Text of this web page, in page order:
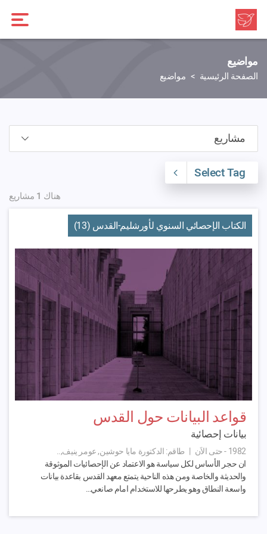
مواضيع
الصفحة الرئيسية مواضيع
Select Tag
هناك 1 مشاريع
الكتاب الإحصائي السنوي لأورشليم-القدس (13)
قواعد البيانات حول القدس
بيانات إحصائية
1982 - حتى الاَن | طاقم:الدكتورة مايا حوشين, عومر ينيف,..
ان حجر الأساس لكل سياسة هو الاعتماد عن الإحصائيات الموثوقة
والحديثة والخاصة ومن هذه الناحية يتمتع معهد القدس بقاعدة بيانات
واسعة النطاق وهو يطرحها للاستخدام امام صانعي…